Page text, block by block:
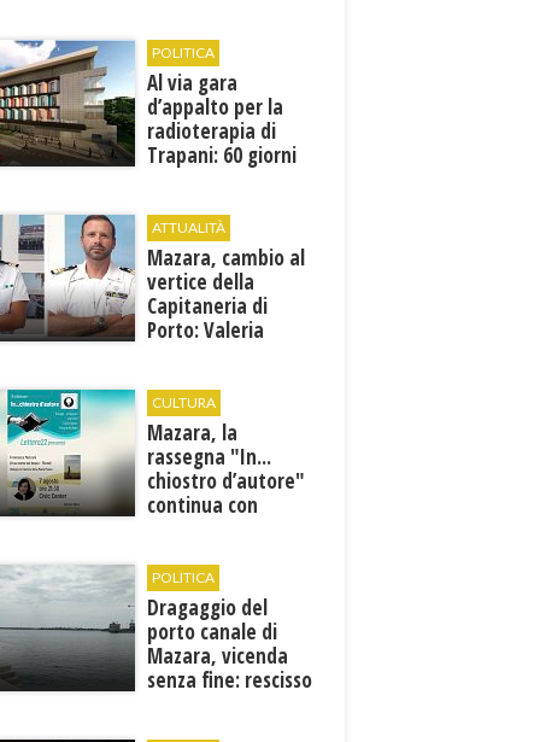
POLITICA
Al via gara
d’appalto per la
radioterapia di
Trapani: 60 giorni
ATTUALITÀ
Mazara, cambio al
vertice della
Capitaneria di
Porto: Valeria
CULTURA
Mazara, la
rassegna "In...
chiostro d’autore"
continua con
POLITICA
Dragaggio del
porto canale di
Mazara, vicenda
senza fine: rescisso